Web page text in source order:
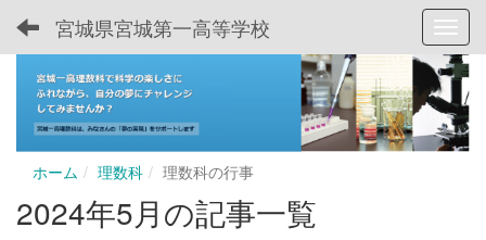
宮城県宮城第一高等学校
ホーム 理数科 理数科の行事
2024年5月の記事一覧